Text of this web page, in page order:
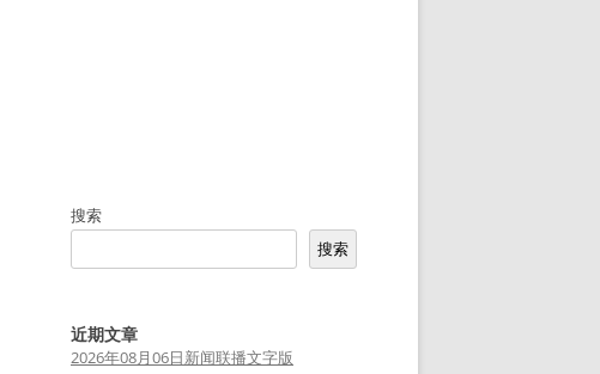
搜索
搜索
近期文章
2026年08月06日新闻联播文字版